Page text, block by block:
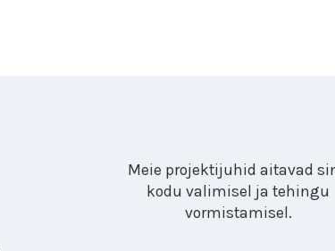
Meie projektijuhid aitavad
kodu valimisel ja tehingu
vormistamisel.